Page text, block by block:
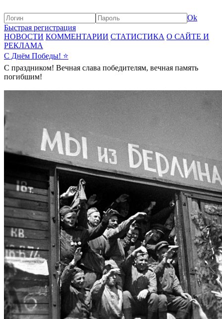
Ok
Быстрая регистрация
НОВОСТИ КОММЕНТАРИИ СТАТИСТИКА О САЙТЕ И
РЕКЛАМА
С Днём Победы! ⭐️
С праздником! Вечная слава победителям, вечная память
погибшим!